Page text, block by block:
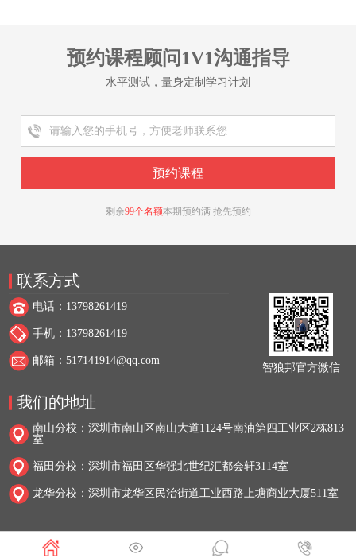
预约课程顾问1V1沟通指导
水平测试，量身定制学习计划
剩余99个名额本期预约满 抢先预约
智狼邦官方微信
联系方式
电话：13798261419
手机：13798261419
邮箱：517141914@qq.com
我们的地址
南山分校：深圳市南山区南山大道1124号南油第四工业区2栋813
室
福田分校：深圳市福田区华强北世纪汇都会轩3114室
龙华分校：深圳市龙华区民治街道工业西路上塘商业大厦511室